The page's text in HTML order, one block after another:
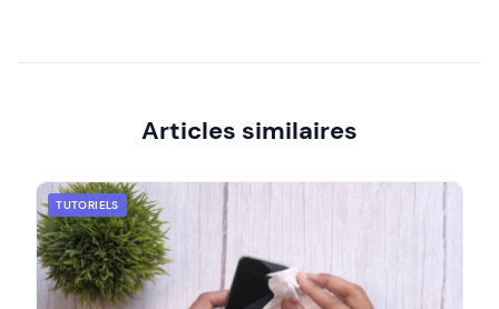
Articles similaires
TUTORIELS